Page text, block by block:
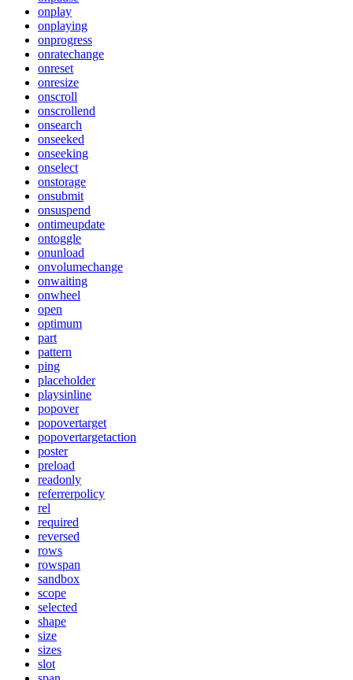
onplay
onplaying
onprogress
onratechange
onreset
onresize
onscroll
onscrollend
onsearch
onseeked
onseeking
onselect
onstorage
onsubmit
onsuspend
ontimeupdate
ontoggle
onunload
onvolumechange
onwaiting
onwheel
open
optimum
part
pattern
ping
placeholder
playsinline
popover
popovertarget
popovertargetaction
poster
preload
readonly
referrerpolicy
rel
required
reversed
rows
rowspan
sandbox
scope
selected
shape
size
sizes
slot